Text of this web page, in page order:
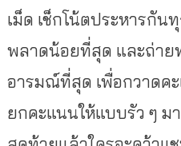
เม็ด เช็กโน้ตประหารกัน
พลาดน้อยที่สุด และถ่าย
อารมณ์ที่สุด เพื่อกวาดค
ยกคะแนนให้แบบรัว ๆ ม